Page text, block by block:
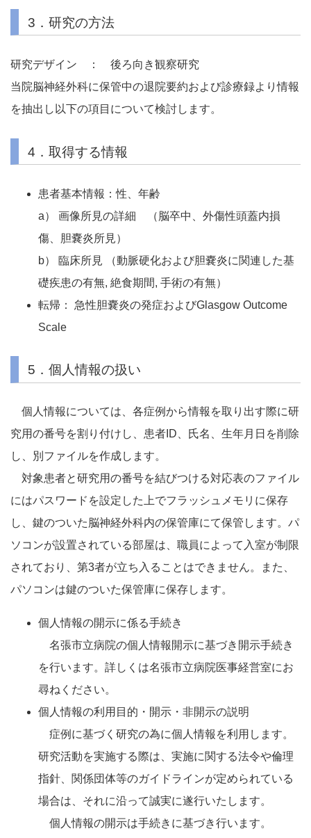
3．研究の方法
研究デザイン ： 後ろ向き観察研究
当院脳神経外科に保管中の退院要約および診療録より情報
を抽出し以下の項目について検討します。
4．取得する情報
患者基本情報：性、年齢
a） 画像所見の詳細 （脳卒中、外傷性頭蓋内損
傷、胆嚢炎所見）
b） 臨床所見 （動脈硬化および胆嚢炎に関連した基
礎疾患の有無, 絶食期間, 手術の有無）
転帰： 急性胆嚢炎の発症およびGlasgow Outcome
Scale
5．個人情報の扱い
個人情報については、各症例から情報を取り出す際に研
究用の番号を割り付けし、患者ID、氏名、生年月日を削除
し、別ファイルを作成します。
対象患者と研究用の番号を結びつける対応表のファイル
にはパスワードを設定した上でフラッシュメモリに保存
し、鍵のついた脳神経外科内の保管庫にて保管します。パ
ソコンが設置されている部屋は、職員によって入室が制限
されており、第3者が立ち入ることはできません。また、
パソコンは鍵のついた保管庫に保存します。
個人情報の開示に係る手続き
名張市立病院の個人情報開示に基づき開示手続き
を行います。詳しくは名張市立病院医事経営室にお
尋ねください。
個人情報の利用目的・開示・非開示の説明
症例に基づく研究の為に個人情報を利用します。
研究活動を実施する際は、実施に関する法令や倫理
指針、関係団体等のガイドラインが定められている
場合は、それに沿って誠実に遂行いたします。
個人情報の開示は手続きに基づき行います。